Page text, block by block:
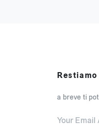
a breve ti